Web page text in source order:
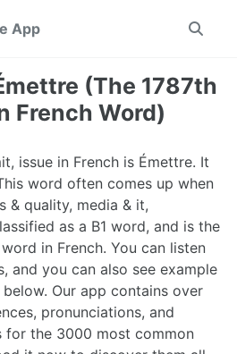
App
Toggle
(The 1787th
French Word)
issue in French is Émettre. It
word often comes up when
& quality, media & it,
as a B1 word, and is the
in French. You can listen
and you can also see example
Our app contains over
pronunciations, and
for the 3000 most common